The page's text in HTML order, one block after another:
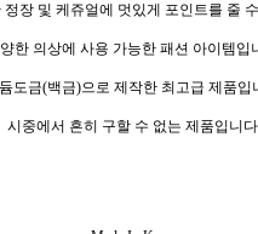
정장 및 케쥬얼에 멋있게 포인트를 줄
한 의상에 사용 가능한 패션 아이템입
도금(백금)으로 제작한 최고급 제품입
시중에서 흔히 구할 수 없는 제품입니